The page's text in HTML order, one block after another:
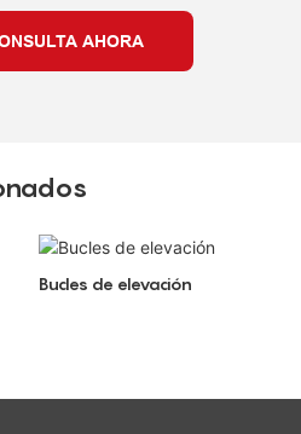
AHORA
Bucles de elevación